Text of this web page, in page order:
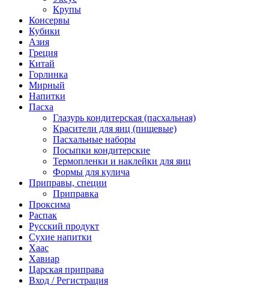
Крупы
Консервы
Кубики
Азия
Греция
Китай
Горлинка
Мирный
Напитки
Пасха
Глазурь кондитерская (пасхальная)
Красители для яиц (пищевые)
Пасхальные наборы
Посыпки кондитерские
Термопленки и наклейки для яиц
Формы для кулича
Приправы, специи
Приправка
Проксима
Распак
Русский продукт
Сухие напитки
Хаас
Хавиар
Царская приправа
Вход / Регистрация